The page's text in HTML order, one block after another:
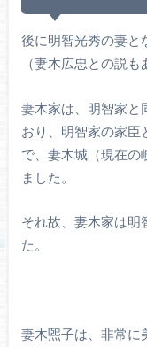
後に明智光秀の妻と
（妻木広忠との説
妻木家は、明智家と
おり、明智家の家臣
で、妻木城（現在の
ました。
それ故、妻木家は明
た。
妻木煕子は、非常に